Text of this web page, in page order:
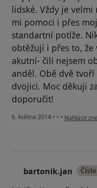
lidské. Vždy je
mi pomoci i přes
standartní potíže.
obtěžuji i přes to,
akutní- čili nejsem
anděl. Obě dvě
dvojici. Moc děkuji
doporučit!
6. května 2014 • • • podle
Nahlásit
bartonik.jan